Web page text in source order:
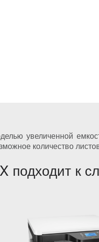
увеличенной
количество
подходит к